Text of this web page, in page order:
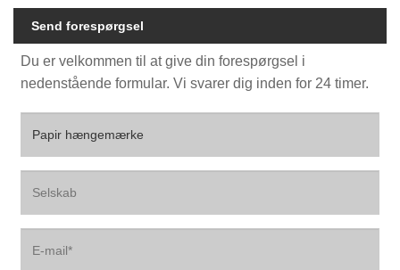
Send forespørgsel
Du er velkommen til at give din forespørgsel i
nedenstående formular. Vi svarer dig inden for 24 timer.